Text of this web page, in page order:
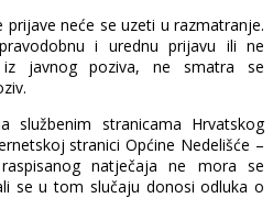
neće se uzeti u razmatranje.
i urednu prijavu ili ne
javnog poziva, ne smatra se
službenim stranicama Hrvatskog
stranici Općine Nedelišće –
natječaja ne mora se
se u tom slučaju donosi odluka o